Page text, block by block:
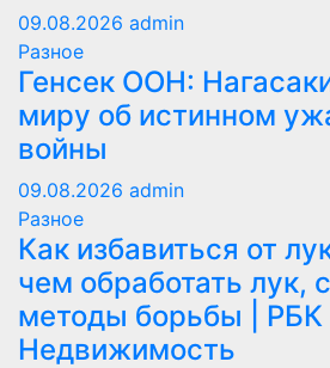
09.08.2026 admin
Разное
Генсек ООН:
миру об истинном
войны
09.08.2026 admin
Разное
Как избавиться от
чем обработать лук,
методы борьбы | РБК
Недвижимость